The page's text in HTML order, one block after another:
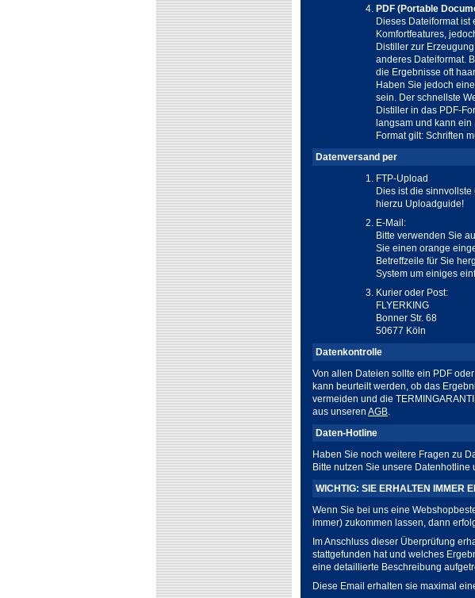
PDF (Portable
Dieses Dateiformat ist
Komfortfeatures,
Distiller zur
anderes Dateiformat.
die Ergebnisse oft
Haben Sie jedoch
sein. Der schnellste
Distiller in das PDF-
langsam und kann
Format gilt: Schriften
Datenversand per
FTP-Upload
Dies ist die
hierzu Uploadguide!
E-Mail:
Bitte verwenden Sie
Sie einen orange
Betreffzeile für Sie
System um einiges
Kurier oder Post:
FLYERKING
Bonner Str. 68
50677 Köln
Datenkontrolle
Von allen Dateien sollte ein PDF
kann beurteilt werden, ob das
vermeiden und die
aus unseren AGB.
Daten-Hotline
Haben Sie noch weitere Fragen zu
Bitte nutzen Sie unsere Datenhotline
WICHTIG: SIE ERHALTEN IMMER
Wenn Sie bei uns eine
immer) zukommen lassen, dann
Im Anschluss dieser Überprüfung
stattgefunden hat und welches
eine detaillierte Beschreibung
Diese Email erhalten sie maximal